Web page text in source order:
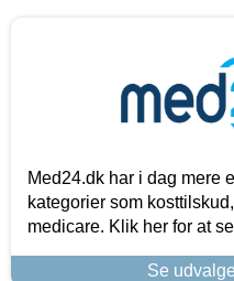
Med24.dk har i dag mere
kategorier som
medicare. Klik her for at
Se